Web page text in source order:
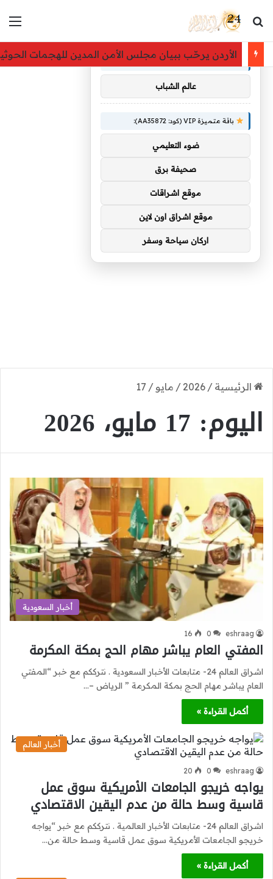
بحث عن
الأردن يرحّب ببيان مجلس الأمن المدين للهجمات
الرئيسية /
2026
/ مايو /
17
اليوم: 17 مايو، 2026
أخبار السعودية
eshraag
0
16
المفتي العام يباشر مهام الحج بمكة المكرمة
اشراق العالم 24- متابعات الأخبار السعودية . نترككم مع خبر “المفتي
العام يباشر مهام الحج بمكة المكرمة ” الرياض –…
أكمل القراءة »
أخبار العالم
eshraag
0
20
يواجه خريجو الجامعات الأمريكية سوق عمل
قاسية وسط حالة من عدم اليقين الاقتصادي
اشراق العالم 24- متابعات الأخبار العالمية . نترككم مع خبر “يواجه
خريجو الجامعات الأمريكية سوق عمل قاسية وسط حالة من…
أكمل القراءة »
توصيات :
باقة متميزة VIP (كود: AA86842):
عالم الشباب
باقة متميزة VIP (كود: AA35872):
ضوء التعليمي
صحيفة برق
موقع اشراقات
موقع اشراق اون لاين
اركان سياحة وسفر